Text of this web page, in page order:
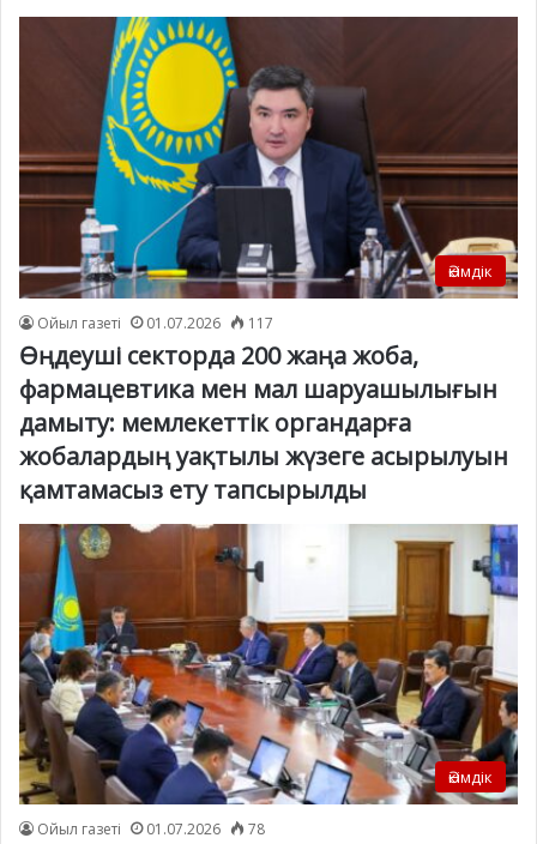
Әкімдік
Ойыл газеті 01.07.2026 117
Өңдеуші секторда 200 жаңа жоба,
фармацевтика мен мал шаруашылығын
дамыту: мемлекеттік органдарға
жобалардың уақтылы жүзеге асырылуын
қамтамасыз ету тапсырылды
Әкімдік
Ойыл газеті 01.07.2026 78